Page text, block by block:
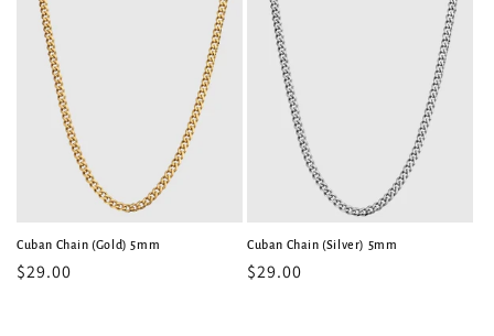
Cuban Chain (Gold) 5mm
常
$29.00
Cuban Chain (Silver) 5mm
常
$29.00